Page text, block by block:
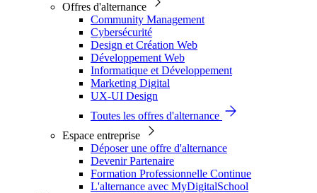
Offres d'alternance
Community Management
Cybersécurité
Design et Création Web
Développement Web
Informatique et Développement
Marketing Digital
UX-UI Design
Toutes les offres d'alternance
Espace entreprise
Déposer une offre d'alternance
Devenir Partenaire
Formation Professionnelle Continue
L'alternance avec MyDigitalSchool